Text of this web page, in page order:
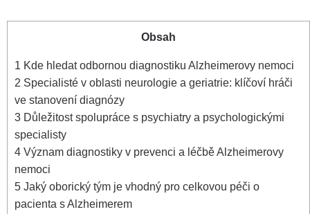
Obsah
1 Kde hledat odbornou diagnostiku Alzheimerovy nemoci
2 Specialisté v oblasti neurologie a geriatrie: klíčoví hráči
ve stanovení diagnózy
3 Důležitost spolupráce s psychiatry a psychologickými
specialisty
4 Význam diagnostiky v prevenci a léčbě Alzheimerovy
nemoci
5 Jaký oborický tým je vhodný pro celkovou péči o
pacienta s Alzheimerem